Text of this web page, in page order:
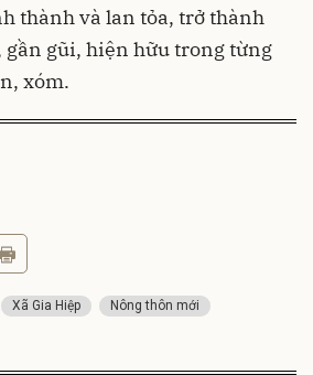
thành và lan tỏa, trở thành
gần gũi, hiện hữu trong từng
xóm.
Xã Gia Hiệp
Nông thôn mới